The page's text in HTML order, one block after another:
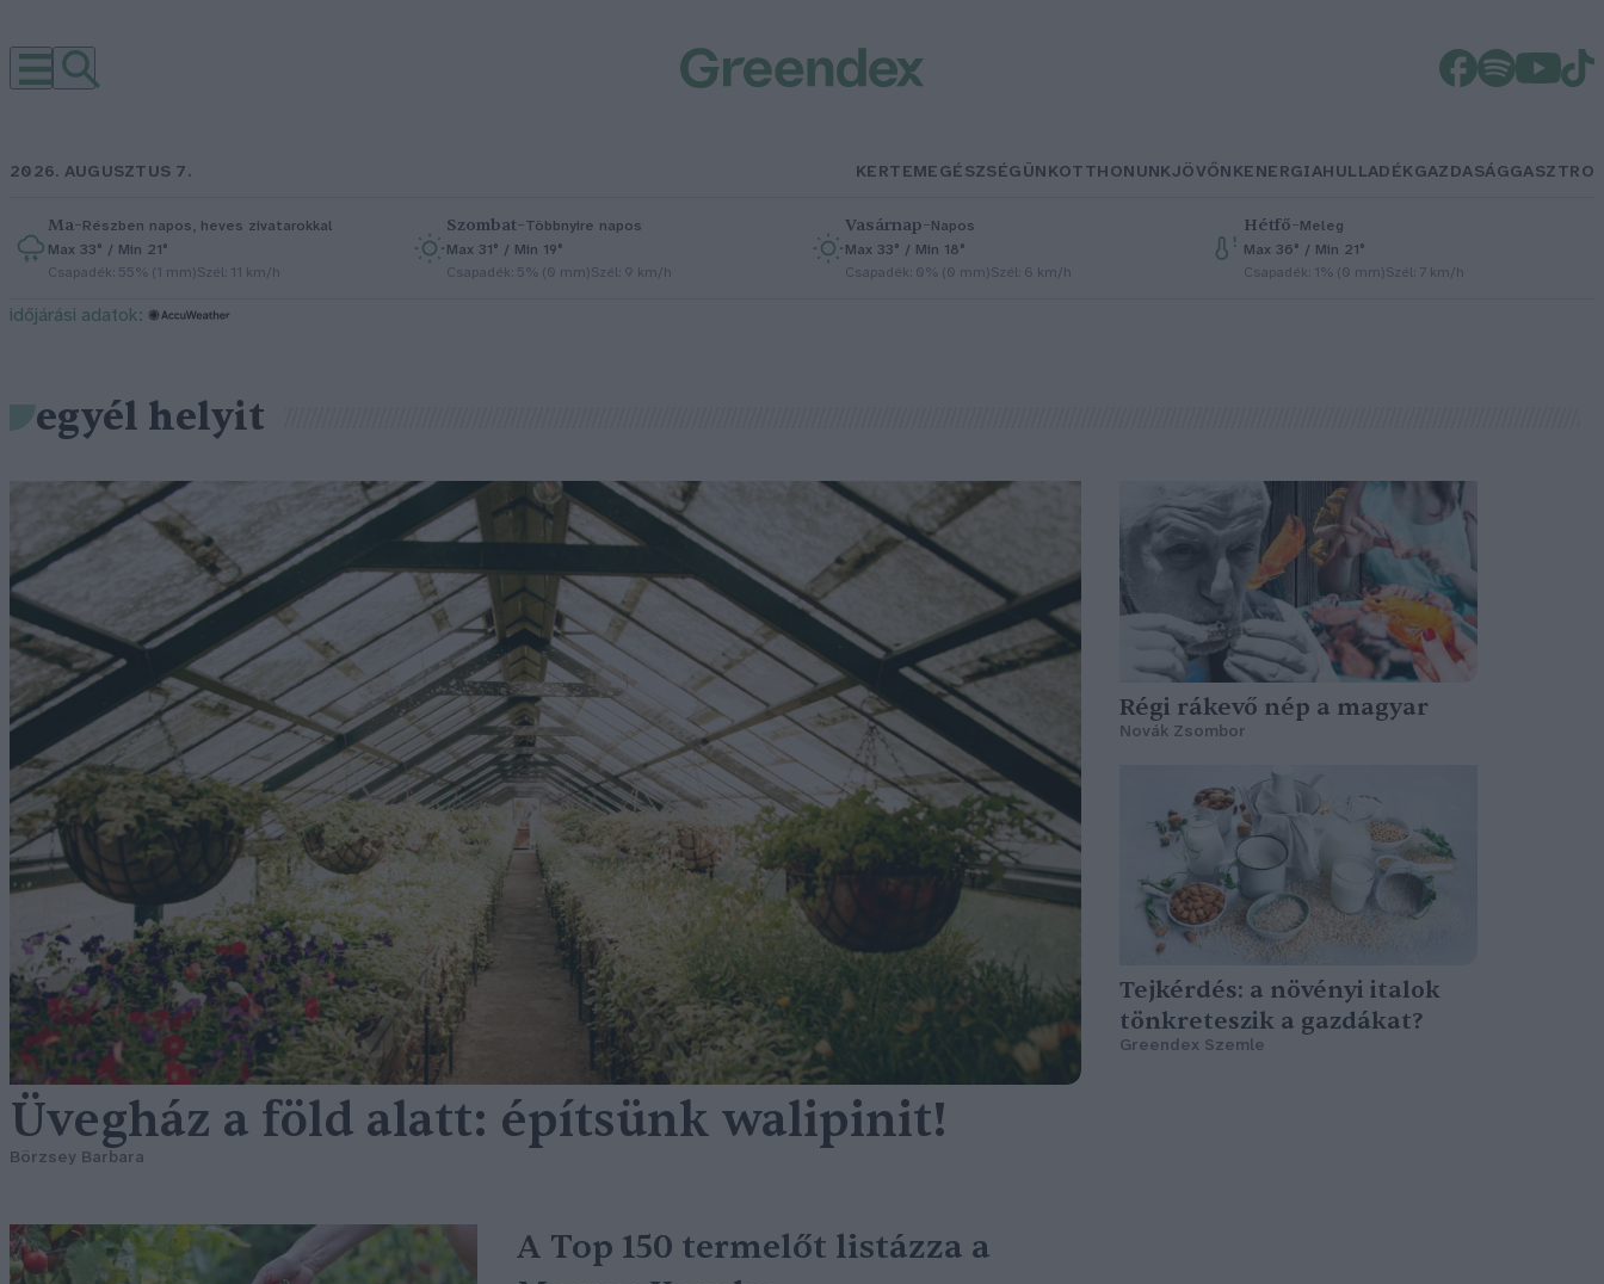
2026. AUGUSZTUS 7. KERTEMEGÉSZSÉGÜNKOTTHONUNKJÖVŐNKENERGIAHULLADÉKGAZDASÁGGASZTRO
Ma–Részben napos, heves zivatarokkal
Max 33° / Min 21°
Csapadék: 55% (1 mm)Szél: 11 km/h
Szombat–Többnyire napos
Max 31° / Min 19°
Csapadék: 5% (0 mm)Szél: 9 km/h
Vasárnap–Napos
Max 33° / Min 18°
Csapadék: 0% (0 mm)Szél: 6 km/h
Hétfő–Meleg
Max 36° / Min 21°
Csapadék: 1% (0 mm)Szél: 7 km/h
időjárási adatok:
egyél helyit
Üvegház a föld alatt: építsünk walipinit!
Börzsey Barbara
Régi rákevő nép a magyar
Novák Zsombor
Tejkérdés: a növényi italok
tönkreteszik a gazdákat?
Greendex Szemle
A Top 150 termelőt listázza a